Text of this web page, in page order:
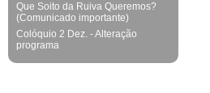
Que Soito da Ruiva Queremos?
(Comunicado importante)
Colóquio 2 Dez. - Alteração
programa